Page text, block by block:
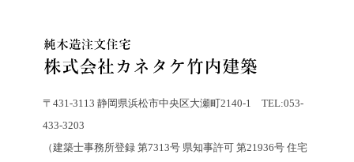
〒431-3113 静岡県浜松市中央区大瀬町2140-1 TEL:053-
433-3203
（建築士事務所登録 第7313号 県知事許可 第21936号 住宅